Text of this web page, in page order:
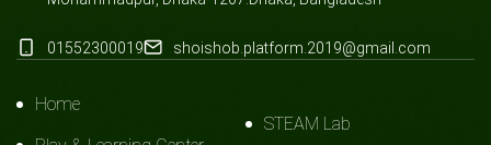
01552300019 shoishob.platform.2019@gmail.com
Home
STEAM Lab